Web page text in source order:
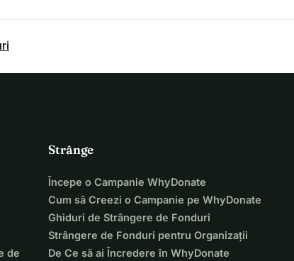
de
Strânge
Începe o Campanie WhyDonate
Cum să Creezi o Campanie pe WhyDonate
Ghiduri de Strângere de Fonduri
Strângere de Fonduri pentru Organizații
De Ce să ai Încredere în WhyDonate